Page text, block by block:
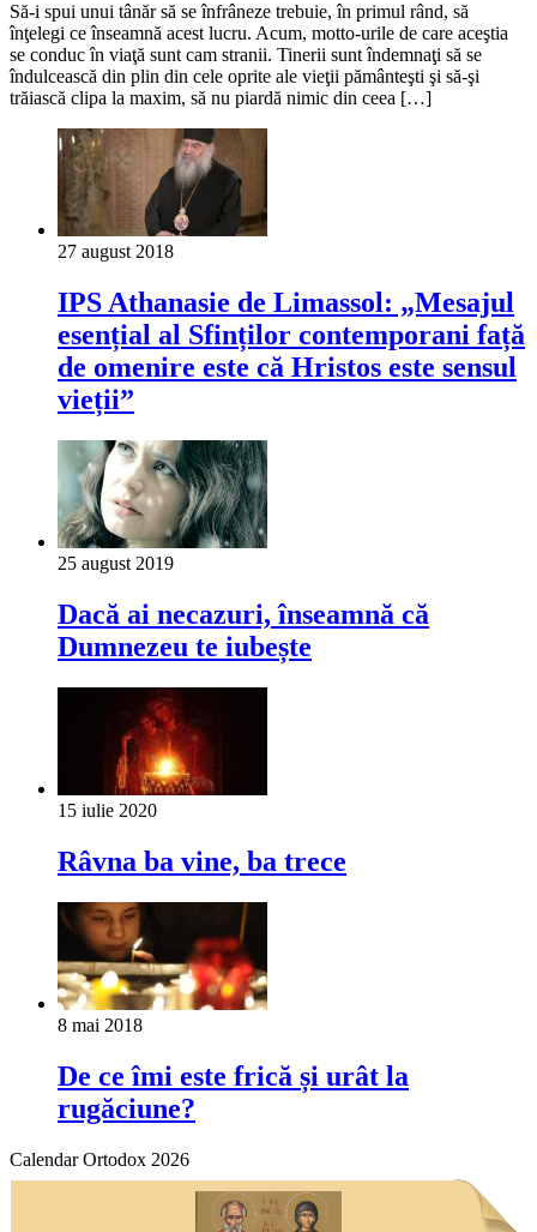
Să-i spui unui tânăr să se înfrâneze trebuie, în primul rând, să
înţelegi ce înseamnă acest lucru. Acum, motto-urile de care aceştia
se conduc în viaţă sunt cam stranii. Tinerii sunt îndemnaţi să se
îndulcească din plin din cele oprite ale vieţii pământeşti şi să-şi
trăiască clipa la maxim, să nu piardă nimic din ceea […]
27 august 2018
IPS Athanasie de Limassol: „Mesajul
esențial al Sfinților contemporani față
de omenire este că Hristos este sensul
vieții”
25 august 2019
Dacă ai necazuri, înseamnă că
Dumnezeu te iubește
15 iulie 2020
Râvna ba vine, ba trece
8 mai 2018
De ce îmi este frică și urât la
rugăciune?
Calendar Ortodox 2026